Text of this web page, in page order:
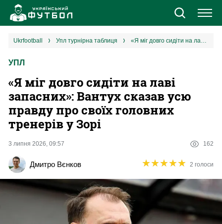
Новини
Єврокубки
УПЛ
Різне
Букмекери
ukrfootball упл турнірна таблиця «Я міг довго сидіти на лаві запасних»: Вантух сказав усю правду про своїх головних тренерів у Зорі
УПЛ
«Я міг довго сидіти на лаві
запасних»: Вантух сказав усю
правду про своїх головних
тренерів у Зорі
3 липня 2026, 09:57 162
Дмитро Вєнков ★★★★★
★★★★★ 2 голоси